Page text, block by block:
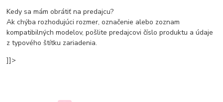
Kedy sa mám obrátiť na predajcu?
Ak chýba rozhodujúci rozmer, označenie alebo zoznam
kompatibilných modelov, pošlite predajcovi číslo produktu a údaje
z typového štítku zariadenia.
]]>